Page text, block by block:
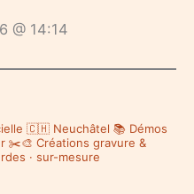
@ 14:14
🇨🇭 Neuchâtel 📚 Démos
✂️🎨 Créations gravure &
· sur-mesure